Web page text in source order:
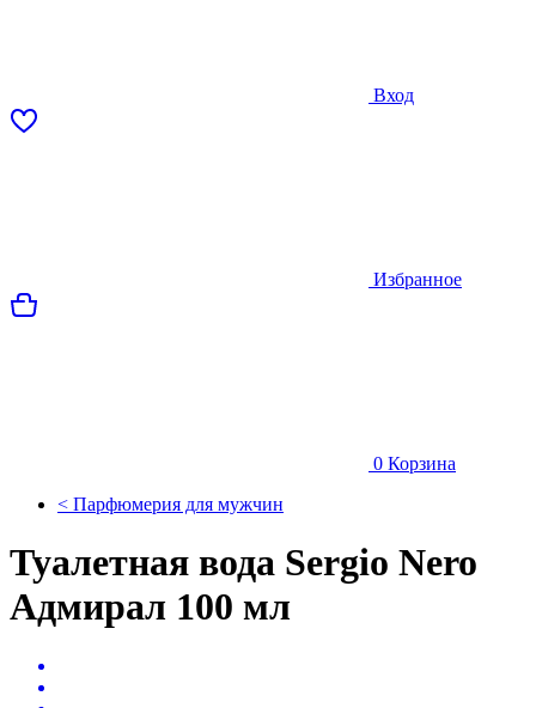
Вход
Избранное
0 Корзина
< Парфюмерия для мужчин
Туалетная вода Sergio Nero
Адмирал 100 мл